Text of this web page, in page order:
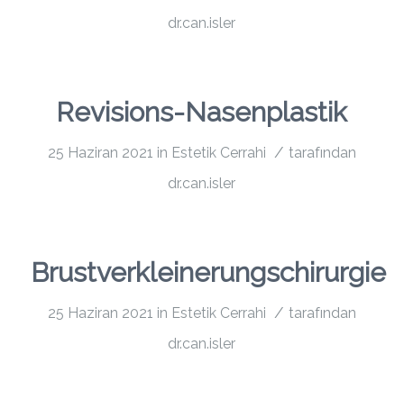
dr.can.isler
Revisions-Nasenplastik
25 Haziran 2021 in Estetik Cerrahi / tarafından
dr.can.isler
Brustverkleinerungschirurgie
25 Haziran 2021 in Estetik Cerrahi / tarafından
dr.can.isler